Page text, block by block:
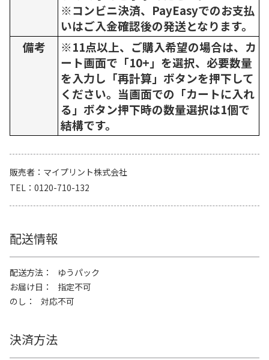
※コンビニ決済、PayEasyでのお支払
いはご入金確認後の発送となります。
備考
※11点以上、ご購入希望の場合は、カ
ート画面で「10+」を選択、必要数量
を入力し「再計算」ボタンを押下して
ください。当画面での「カートに入れ
る」ボタン押下時の数量選択は1個で
結構です。
販売者
マイプリント株式会社
TEL
0120-710-132
配送情報
配送方法
ゆうパック
お届け日
指定不可
のし
対応不可
決済方法